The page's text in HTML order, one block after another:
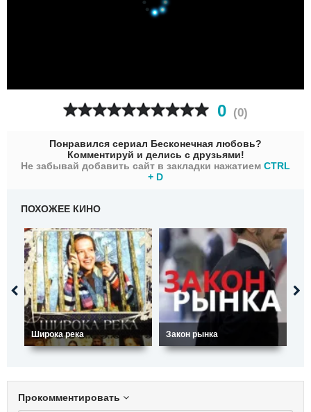
0 (0)
Понравился сериал Бесконечная любовь?
Комментируй и делись с друзьями!
Не забывай добавить сайт в закладки нажатием CTRL
+ D
ПОХОЖЕЕ КИНО
Широка река Закон рынка
Прокомментировать